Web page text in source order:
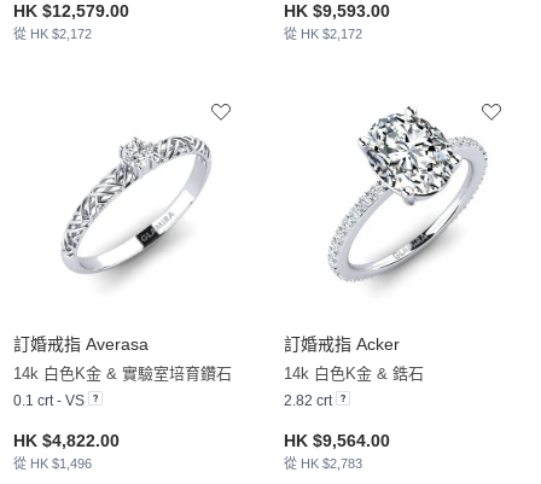
HK $12,579.00
從 HK $2,172
HK $9,593.00
從 HK $2,172
訂婚戒指 Averasa
14k 白色K金 & 實驗室培育鑽石
0.1 crt - VS
HK $4,822.00
從 HK $1,496
訂婚戒指 Acker
14k 白色K金 & 鋯石
2.82 crt
HK $9,564.00
從 HK $2,783